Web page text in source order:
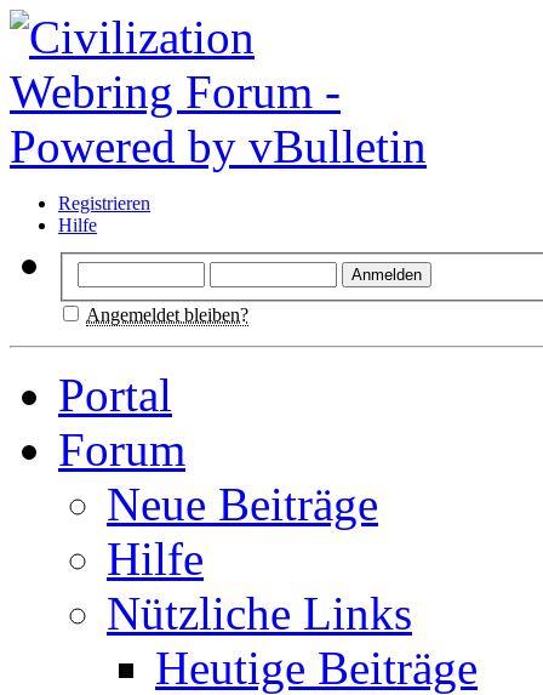
Registrieren
Hilfe
Angemeldet bleiben?
Portal
Forum
Neue Beiträge
Hilfe
Nützliche Links
Heutige Beiträge